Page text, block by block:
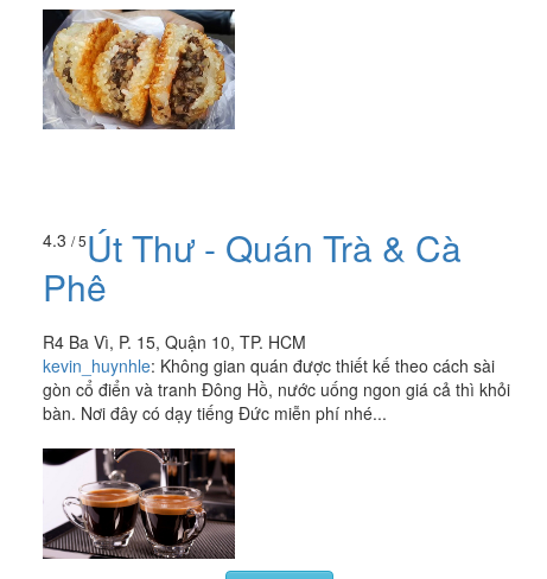
4.3 / 5Út Thư - Quán Trà & Cà
Phê
R4 Ba Vì, P. 15, Quận 10, TP. HCM
kevin_huynhle: Không gian quán được thiết kế theo cách sài
gòn cổ điển và tranh Đông Hồ, nước uống ngon giá cả thì khỏi
bàn. Nơi đây có dạy tiếng Đức miễn phí nhé...